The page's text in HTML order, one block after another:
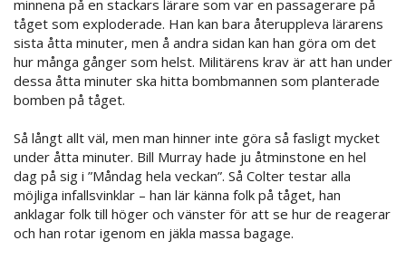
minnena på en stackars lärare som var en passagerare på
tåget som exploderade. Han kan bara återuppleva lärarens
sista åtta minuter, men å andra sidan kan han göra om det
hur många gånger som helst. Militärens krav är att han under
dessa åtta minuter ska hitta bombmannen som planterade
bomben på tåget.
Så långt allt väl, men man hinner inte göra så fasligt mycket
under åtta minuter. Bill Murray hade ju åtminstone en hel
dag på sig i ”Måndag hela veckan”. Så Colter testar alla
möjliga infallsvinklar – han lär känna folk på tåget, han
anklagar folk till höger och vänster för att se hur de reagerar
och han rotar igenom en jäkla massa bagage.